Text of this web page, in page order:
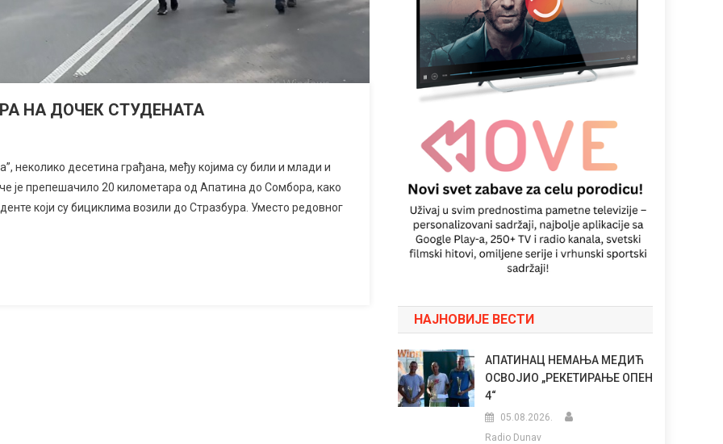
НА ДОЧЕК СТУДЕНАТА
неколико десетина грађана, међу којима су били и млади и
је препешачилo 20 километара од Апатина до Сомбора, како
који су бициклима возили до Стразбура. Уместо редовног
НАЈНОВИЈЕ ВЕСТИ
АПАТИНАЦ НЕМАЊА МЕДИЋ
ОСВОЈИО „РЕКЕТИРАЊЕ ОПЕН
4“
05.08.2026.
Radio Dunav